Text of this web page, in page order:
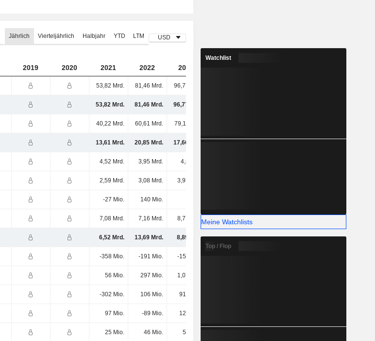
Jährlich Vierteljährlich Halbjahr YTD LTM USD
2019 2020 2021 2022 2023
53,82 Mrd. 81,46 Mrd. 96,77 Mrd.
53,82 Mrd. 81,46 Mrd. 96,77 Mrd.
40,22 Mrd. 60,61 Mrd. 79,11 Mrd.
13,61 Mrd. 20,85 Mrd. 17,66 Mrd.
4,52 Mrd. 3,95 Mrd. 4,8 Mrd.
2,59 Mrd. 3,08 Mrd. 3,97 Mrd.
-27 Mio. 140 Mio.
7,08 Mrd. 7,16 Mrd. 8,77 Mrd. 9,79 Mrd.
6,52 Mrd. 13,69 Mrd. 8,89 Mrd. 7,66 Mrd. 4,36 Mrd.
-358 Mio. -191 Mio. -156 Mio.
56 Mio. 297 Mio. 1,07 Mrd.
-302 Mio. 106 Mio. 910 Mio.
97 Mio. -89 Mio. 122 Mio.
25 Mio. 46 Mio. 50 Mio.
Watchlist
Meine Watchlists
Top / Flop